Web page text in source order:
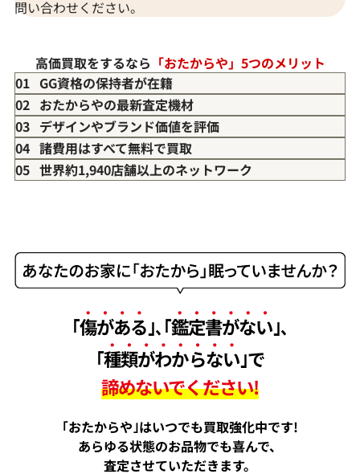
問い合わせください。
高価買取をするなら 「おたからや」5つのメリット
01 GG資格の保持者が在籍
02 おたからやの最新査定機材
03 デザインやブランド価値を評価
04 諸費用はすべて無料で買取
05 世界約1,940店舗以上のネットワーク
｢傷がある｣､｢鑑定書がない｣､
｢種類がわからない｣で
諦めないでください!
｢おたからや｣はいつでも買取強化中です!
あらゆる状態のお品物でも喜んで、
査定させていただきます。